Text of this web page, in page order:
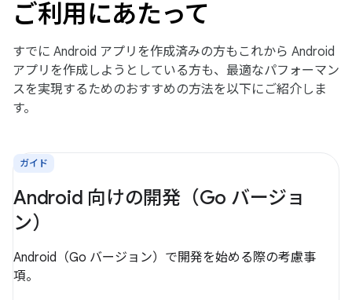
ご利用にあたって
すでに Android アプリを作成済みの方もこれから Android
アプリを作成しようとしている方も、最適なパフォーマン
スを実現するためのおすすめの方法を以下にご紹介しま
す。
ガイド
Android 向けの開発（Go バージョ
ン）
Android（Go バージョン）で開発を始める際の考慮事
項。